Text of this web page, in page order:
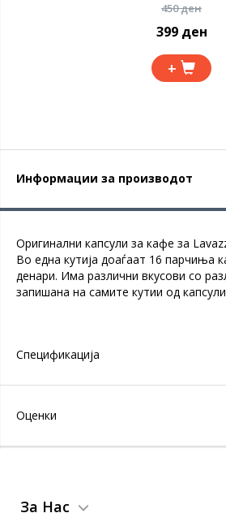
450 ден
399 ден
+
Информации за производот
Оригинални капсули за кафе за
Во една кутија доаѓаат 16 парчиња
денари. Има различни вкусови со
запишана на самите кутии од
Спецификација
Оценки
За Нас